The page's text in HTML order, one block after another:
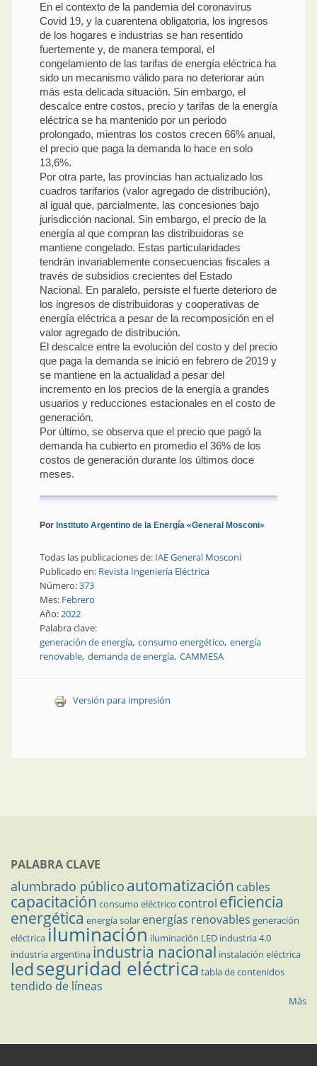
En el contexto de la pandemia del coronavirus
Covid 19, y la cuarentena obligatoria, los ingresos
de los hogares e industrias se han resentido
fuertemente y, de manera temporal, el
congelamiento de las tarifas de energía eléctrica ha
sido un mecanismo válido para no deteriorar aún
más esta delicada situación. Sin embargo, el
descalce entre costos, precio y tarifas de la energía
eléctrica se ha mantenido por un periodo
prolongado, mientras los costos crecen 66% anual,
el precio que paga la demanda lo hace en solo
13,6%.
Por otra parte, las provincias han actualizado los
cuadros tarifarios (valor agregado de distribución),
al igual que, parcialmente, las concesiones bajo
jurisdicción nacional. Sin embargo, el precio de la
energía al que compran las distribuidoras se
mantiene congelado. Estas particularidades
tendrán invariablemente consecuencias fiscales a
través de subsidios crecientes del Estado
Nacional. En paralelo, persiste el fuerte deterioro de
los ingresos de distribuidoras y cooperativas de
energía eléctrica a pesar de la recomposición en el
valor agregado de distribución.
El descalce entre la evolución del costo y del precio
que paga la demanda se inició en febrero de 2019 y
se mantiene en la actualidad a pesar del
incremento en los precios de la energía a grandes
usuarios y reducciones estacionales en el costo de
generación.
Por último, se observa que el precio que pagó la
demanda ha cubierto en promedio el 36% de los
costos de generación durante los últimos doce
meses.
Por Instituto Argentino de la Energía «General Mosconi»
Todas las publicaciones de: IAE General Mosconi
Publicado en: Revista Ingeniería Eléctrica
Número:373
Mes: Febrero
Año:2022
Palabra clave:
generación de energía consumo energético energía
renovable demanda de energía CAMMESA
Versión para impresión
PALABRA CLAVE
alumbrado público automatización cables
capacitación consumo eléctrico control eficiencia
energética energía solar energías renovables generación
eléctricailuminación iluminación LED industria 4.0
industria argentina industria nacional instalación eléctrica
ledseguridad eléctrica tabla de contenidos
tendido de líneas
Más